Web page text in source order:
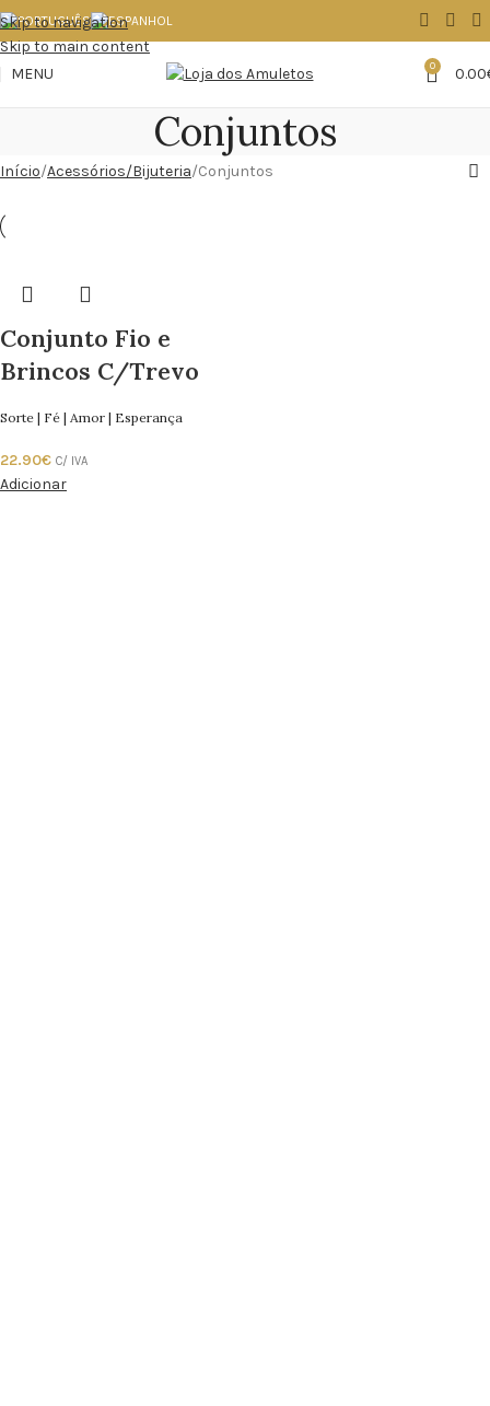
Skip to navigation
Skip to main content
MENU
0 0.00
Conjuntos
Início Acessórios/Bijuteria Conjuntos
Conjunto Fio e
Brincos C/Trevo
Sorte | Fé | Amor | Esperança
22.90€ C/ IVA
Adicionar